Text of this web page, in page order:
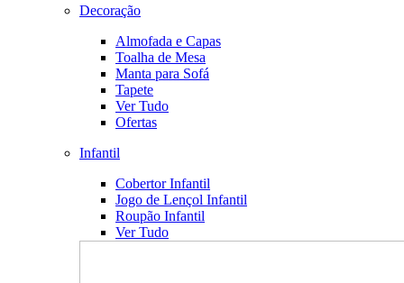
Decoração
Almofada e Capas
Toalha de Mesa
Manta para Sofá
Tapete
Ver Tudo
Ofertas
Infantil
Cobertor Infantil
Jogo de Lençol Infantil
Roupão Infantil
Ver Tudo